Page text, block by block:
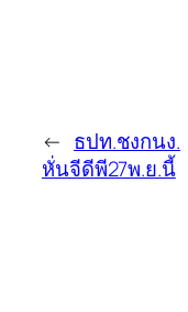
← ธปท.ชงกนง.
หั่นจีดีพี27พ.ย.นี้